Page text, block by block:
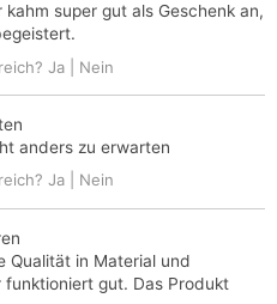
super gut als Geschenk an,
Ja Nein
anders zu erwarten
Ja Nein
Qualität in Material und
funktioniert gut. Das Produkt